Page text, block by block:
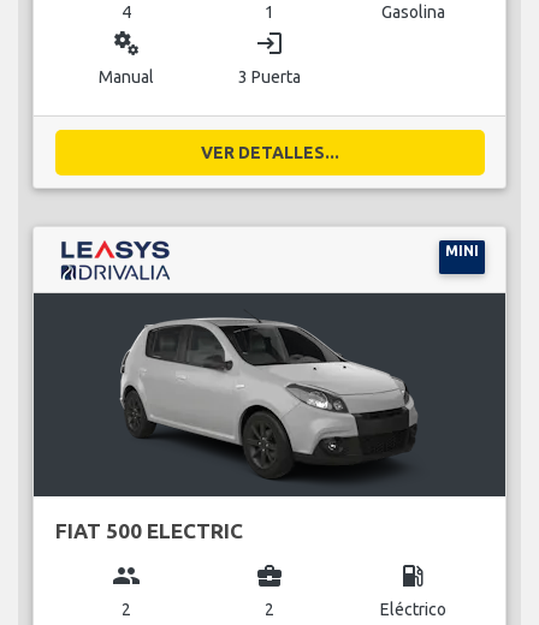
4 1 Gasolina
miscellaneous_services
Manual
login
3 Puerta
VER DETALLES...
MINI
FIAT 500 ELECTRIC
group
2
business_center
2
local_gas_station
Eléctrico